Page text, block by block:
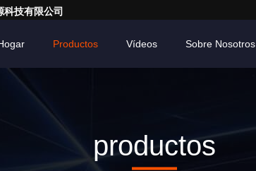
技有限公司
Productos Vídeos Sobre Nosotros
productos